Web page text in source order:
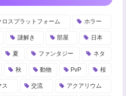
ロスプラットフォーム ホラー
謎解き 部屋 日本
夏 ファンタジー ネタ
秋 動物 PvP 桜
ス 交流 アクアリウム